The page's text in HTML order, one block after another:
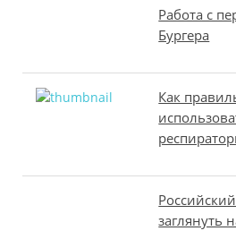
Работа с
Бургера
Как
заглянуть